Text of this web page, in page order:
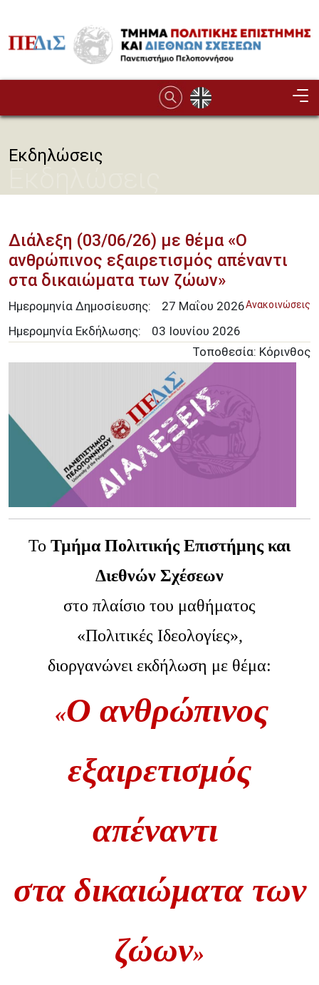
Εκδηλώσεις
Διάλεξη (03/06/26) με θέμα «Ο
ανθρώπινος εξαιρετισμός απέναντι
στα δικαιώματα των ζώων»
Ανακοινώσεις
Ημερομηνία Δημοσίευσης: 27 Μαΐου 2026
Ημερομηνία Εκδήλωσης:
03 Ιουνίου 2026
Τοποθεσία: Κόρινθος
Το Τμήμα Πολιτικής Επιστήμης και
Διεθνών Σχέσεων
στο πλαίσιο του μαθήματος
«Πολιτικές Ιδεολογίες»,
διοργανώνει εκδήλωση με θέμα:
«Ο ανθρώπινος
εξαιρετισμός
απέναντι
στα δικαιώματα των
ζώων»